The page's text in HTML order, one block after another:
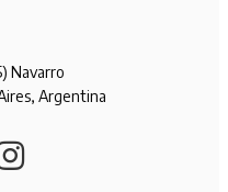
Navarro
Argentina